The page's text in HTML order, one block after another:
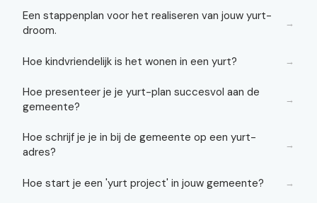
Een stappenplan voor het realiseren van jouw yurt-
droom.
→
Hoe kindvriendelijk is het wonen in een yurt? →
Hoe presenteer je je yurt-plan succesvol aan de
gemeente?
→
Hoe schrijf je je in bij de gemeente op een yurt-
adres?
→
Hoe start je een 'yurt project' in jouw gemeente? →